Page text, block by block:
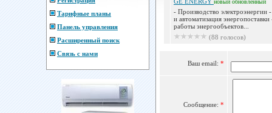
Тарифные планы
Панель управления
Расширенный поиск
Связь с нами
новый обновленный
- Производство электроэнергии
и автоматизация
работы энергообъектов...
(88 голосов)
Ваш email: *
Сообщение: *